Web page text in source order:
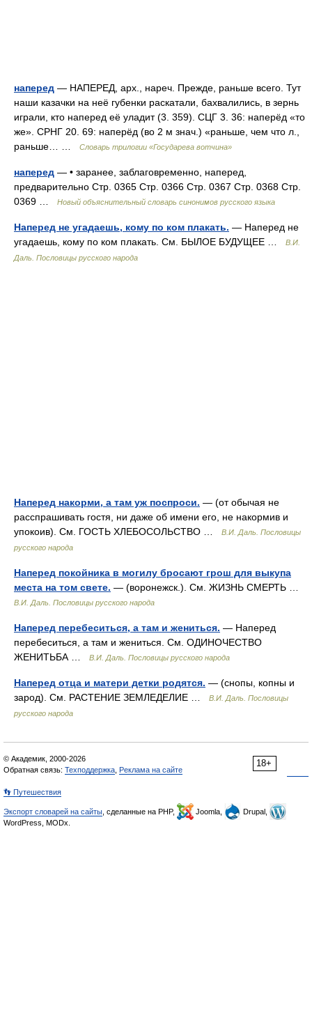
наперед — НАПЕРЕД, арх., нареч. Прежде, раньше всего. Тут
наши казачки на неё губенки раскатали, бахвалились, в зернь
играли, кто наперед её уладит (3. 359). СЦГ 3. 36: наперёд «то
же». СРНГ 20. 69: наперёд (во 2 м знач.) «раньше, чем что л.,
раньше… …
Словарь трилогии «Государева вотчина»
наперед — • заранее, заблаговременно, наперед,
предварительно Стр. 0365 Стр. 0366 Стр. 0367 Стр. 0368 Стр.
0369 …
Новый объяснительный словарь синонимов русского языка
Наперед не угадаешь, кому по ком плакать. — Наперед не
угадаешь, кому по ком плакать. См. БЫЛОЕ БУДУЩЕЕ …
В.И.
Даль. Пословицы русского народа
Наперед накорми, а там уж поспроси. — (от обычая не
расспрашивать гостя, ни даже об имени его, не накормив и
упокоив). См. ГОСТЬ ХЛЕБОСОЛЬСТВО …
В.И. Даль. Пословицы
русского народа
Наперед покойника в могилу бросают грош для выкупа
места на том свете. — (воронежск.). См. ЖИЗНЬ СМЕРТЬ …
В.И. Даль. Пословицы русского народа
Наперед перебеситься, а там и жениться. — Наперед
перебеситься, а там и жениться. См. ОДИНОЧЕСТВО
ЖЕНИТЬБА …
В.И. Даль. Пословицы русского народа
Наперед отца и матери детки родятся. — (снопы, копны и
зарод). См. РАСТЕНИЕ ЗЕМЛЕДЕЛИЕ …
В.И. Даль. Пословицы
русского народа
18+
© Академик, 2000-2026
Обратная связь: Техподдержка Реклама на сайте
👣 Путешествия
Экспорт словарей на сайты , сделанные на PHP, Joomla,
Drupal,
WordPress, MODx.